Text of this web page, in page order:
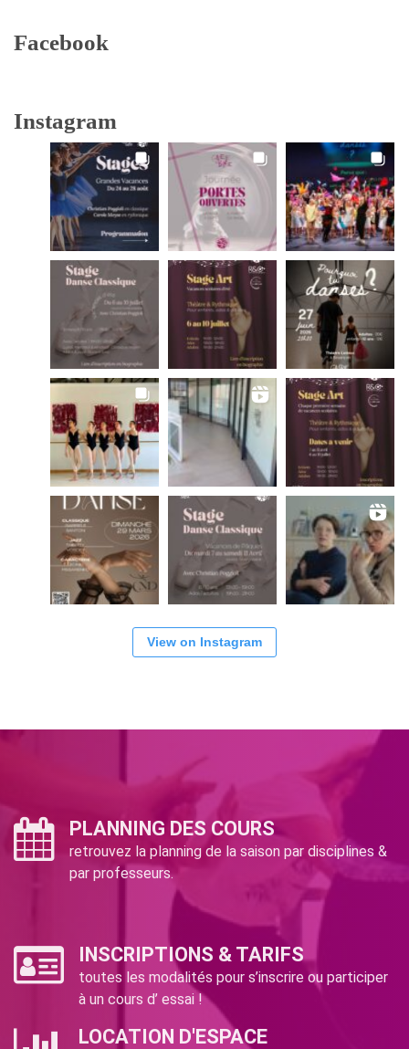
Facebook
Instagram
View on Instagram
PLANNING DES COURS
retrouvez la planning de la saison par disciplines &
par professeurs.
INSCRIPTIONS & TARIFS
toutes les modalités pour s’inscrire ou participer
à un cours d’ essai !
LOCATION D'ESPACE